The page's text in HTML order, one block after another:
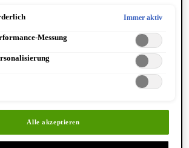
1 PRODUKT
kann jederzeit unter dem Link "Cookie-
Immer aktiv
Messung
Alle akzeptieren